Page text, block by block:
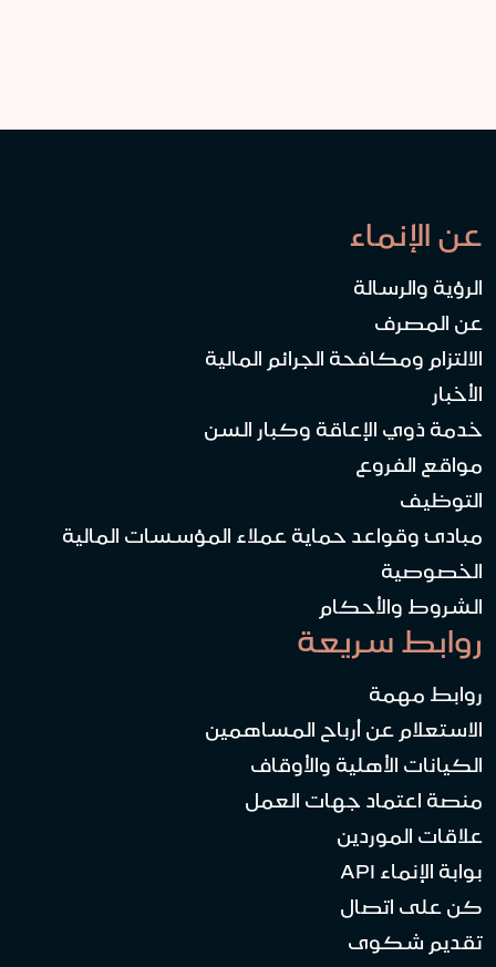
عن الإنماء
الرؤية والرسالة
عن المصرف
الالتزام ومكافحة الجرائم المالية
الأخبار
خدمة ذوي الإعاقة وكبار السن
مواقع الفروع
التوظيف
مبادئ وقواعد حماية عملاء المؤسسات المالية
الخصوصية
الشروط والأحكام
روابط سريعة
روابط مهمة
الاستعلام عن أرباح المساهمين
الكيانات الأهلية والأوقاف
منصة اعتماد جهات العمل
علاقات الموردين
بوابة الإنماء API
كن على اتصال
تقديم شكوى